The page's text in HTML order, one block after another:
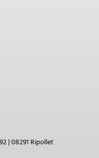
| 08291 Ripollet